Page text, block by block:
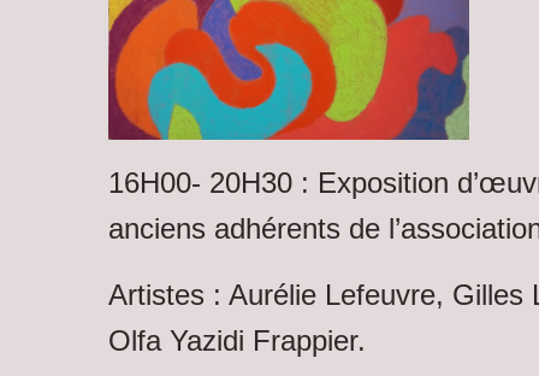
16H00- 20H30 : Exposition
anciens adhérents de
Artistes : Aurélie Lefeuvre, Gilles
Olfa Yazidi Frappier.